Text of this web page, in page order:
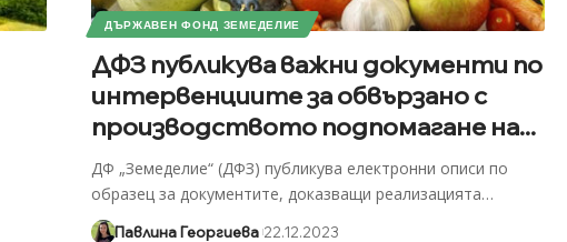
ДЪРЖАВЕН ФОНД ЗЕМЕДЕЛИЕ
ДФЗ публикува важни документи по
интервенциите за обвързано с
производството подпомагане на...
ДФ „Земеделие“ (ДФЗ) публикува електронни описи по
образец за документите, доказващи реализацията…
Павлина Георгиева 22.12.2023